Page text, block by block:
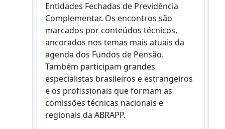
Entidades Fechadas de Previdência
Complementar. Os encontros são
marcados por conteúdos técnicos,
ancorados nos temas mais atuais da
agenda dos Fundos de Pensão.
Também participam grandes
especialistas brasileiros e estrangeiros
e os profissionais que formam as
comissões técnicas nacionais e
regionais da ABRAPP.